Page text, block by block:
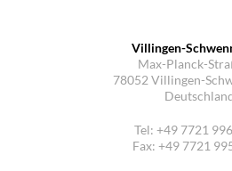
Villingen-
Max-Planck-
78052 Villingen-
Tel: +49 7721
Fax: +49 7721